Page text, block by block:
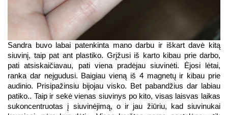
Sandra buvo labai patenkinta mano darbu ir iškart davė kitą
siuvinį, taip pat ant plastiko. Grįžusi iš karto kibau prie darbo,
pati atsiskaičiavau, pati viena pradėjau siuvinėti. Ėjosi lėtai,
ranka dar neįgudusi. Baigiau vieną iš 4 magnetų ir kibau prie
audinio. Prisipažinsiu bijojau visko. Bet pabandžius dar labiau
patiko.. Taip ir sekė vienas siuvinys po kito, visas laisvas laikas
sukoncentruotas į siuvinėjimą, o ir jau žiūriu, kad siuvinukai